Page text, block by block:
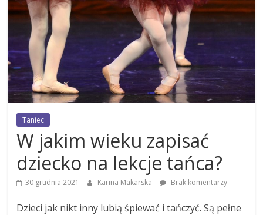
Taniec
W jakim wieku zapisać
dziecko na lekcje tańca?
30 grudnia 2021 Karina Makarska Brak komentarzy
Dzieci jak nikt inny lubią śpiewać i tańczyć. Są pełne